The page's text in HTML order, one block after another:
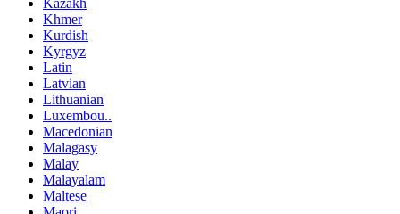
Kazakh
Khmer
Kurdish
Kyrgyz
Latin
Latvian
Lithuanian
Luxembou..
Macedonian
Malagasy
Malay
Malayalam
Maltese